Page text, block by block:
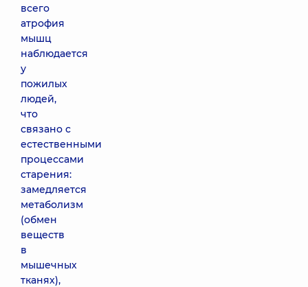
всего
атрофия
мышц
наблюдается
у
пожилых
людей,
что
связано с
естественными
процессами
старения:
замедляется
метаболизм
(обмен
веществ
в
мышечных
тканях),